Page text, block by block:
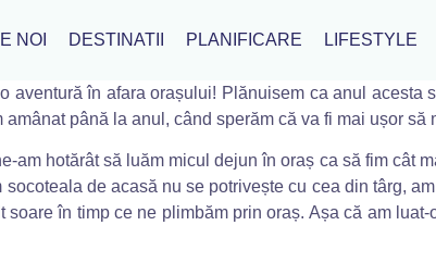
NOI DESTINATII PLANIFICARE LIFESTYLE
aventură în afara orașului! Plănuisem ca anul acesta
până la anul, când sperăm că va fi mai ușor
am hotărât să luăm micul dejun în oraș ca să fim cât
de acasă nu se potrivește cu cea din târg,
în timp ce ne plimbăm prin oraș. Așa că am